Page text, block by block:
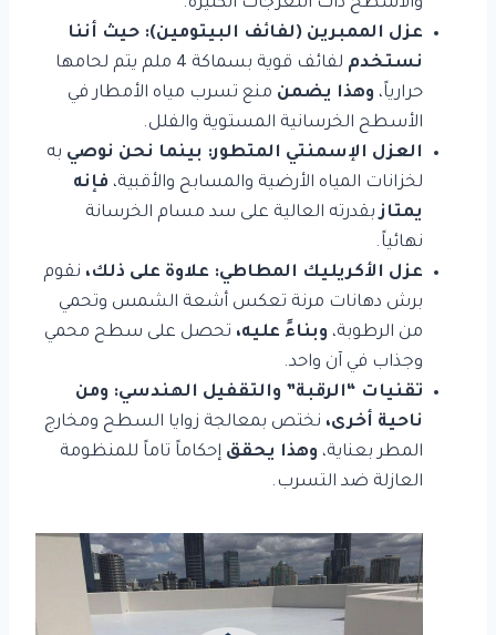
عزل الممبرين (لفائف البيتومين): حيث أننا
نستخدم
لفائف قوية بسماكة 4 ملم يتم لحامها
حرارياً، وهذا يضمن منع تسرب مياه الأمطار في
الأسطح الخرسانية المستوية والفلل.
العزل الإسمنتي المتطور: بينما نحن نوصي به
لخزانات المياه الأرضية والمسابح والأقبية، فإنه
يمتازبقدرته العالية على سد مسام الخرسانة
نهائياً.
عزل الأكريليك المطاطي: علاوة على ذلك، نقوم
برش دهانات مرنة تعكس أشعة الشمس وتحمي
من الرطوبة، وبناءً عليه، تحصل على سطح محمي
وجذاب في آن واحد.
تقنيات “الرقبة” والتقفيل الهندسي: ومن
ناحية أخرى، نختص بمعالجة زوايا السطح ومخارج
المطر بعناية، وهذا يحقق إحكاماً تاماً للمنظومة
العازلة ضد التسرب.